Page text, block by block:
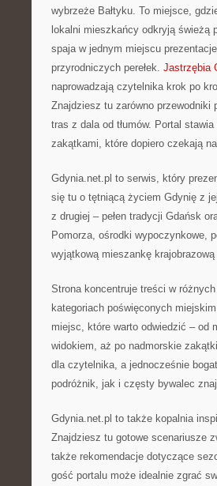
wybrzeże Bałtyku. To miejsce,
lokalni mieszkańcy odkryją świeżą
spaja w jednym miejscu
przyrodniczych perełek. Jastrzębia
naprowadzają czytelnika krok po
Znajdziesz tu zarówno
tras z dala od tłumów. Portal
zakątkami, które dopiero czekają
Gdynia.net.pl to serwis, który
się tu o tętniącą życiem Gdynię z
z drugiej – pełen tradycji Gdańsk
Pomorza, ośrodki wypoczynkowe,
wyjątkową mieszankę krajobrazową
Strona koncentruje treści w
kategoriach poświęconych
miejsc, które warto odwiedzić – od
widokiem, aż po nadmorskie
dla czytelnika, a jednocześnie
podróżnik, jak i częsty bywalec
Gdynia.net.pl to także kopalnia
Znajdziesz tu gotowe scenariusze
także rekomendacje dotyczące
gość portalu może idealnie zgrać